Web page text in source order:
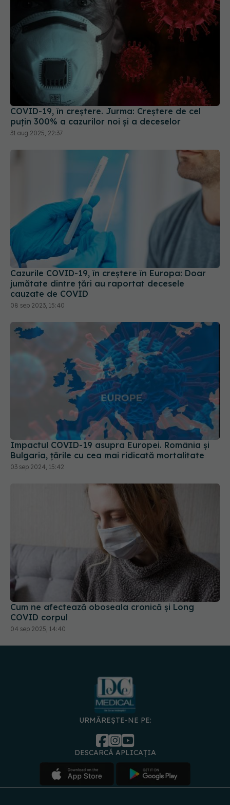
COVID-19, în creștere. Jurma: Creștere de cel
puțin 300% a cazurilor noi și a deceselor
31 aug 2025, 22:37
Cazurile COVID-19, în creștere în Europa: Doar
jumătate dintre țări au raportat decesele
cauzate de COVID
08 sep 2023, 15:40
Impactul COVID-19 asupra Europei. România și
Bulgaria, țările cu cea mai ridicată mortalitate
03 sep 2024, 15:42
Cum ne afectează oboseala cronică și Long
COVID corpul
04 sep 2025, 14:40
URMĂREȘTE-NE PE:
DESCARCĂ APLICAȚIA